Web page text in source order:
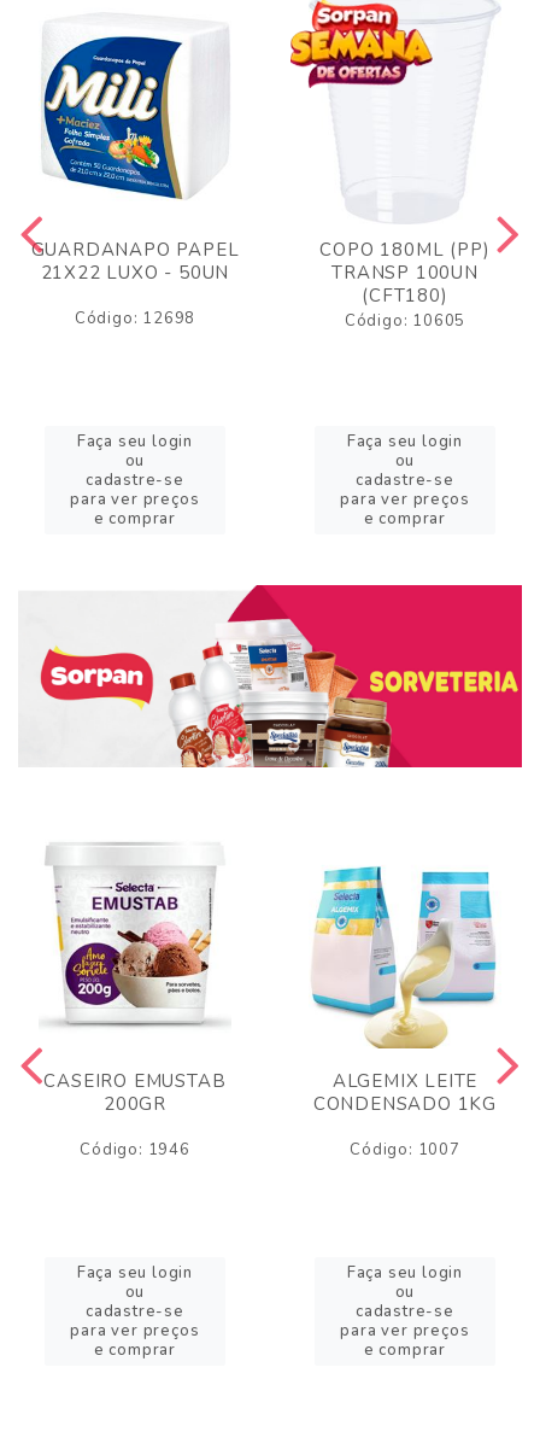
GUARDANAPO PAPEL
21X22 LUXO - 50UN
Código: 12698
Faça seu login
ou
cadastre-se
para ver preços
e comprar
COPO 180ML (PP)
TRANSP 100UN
(CFT180)
Código: 10605
Faça seu login
ou
cadastre-se
para ver preços
e comprar
CASEIRO EMUSTAB
200GR
Código: 1946
Faça seu login
ou
cadastre-se
para ver preços
e comprar
ALGEMIX LEITE
CONDENSADO 1KG
Código: 1007
Faça seu login
ou
cadastre-se
para ver preços
e comprar